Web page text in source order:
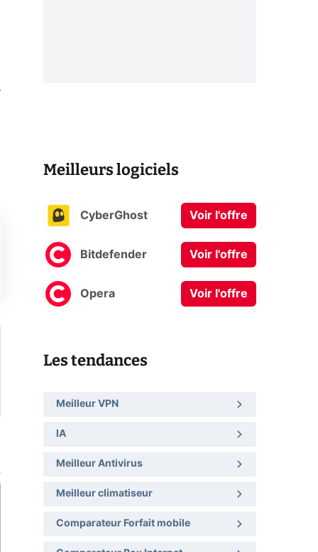
Meilleurs logiciels
CyberGhost Voir l'offre
Bitdefender Voir l'offre
Opera Voir l'offre
Les tendances
Meilleur VPN
IA
Meilleur Antivirus
Meilleur climatiseur
Comparateur Forfait mobile